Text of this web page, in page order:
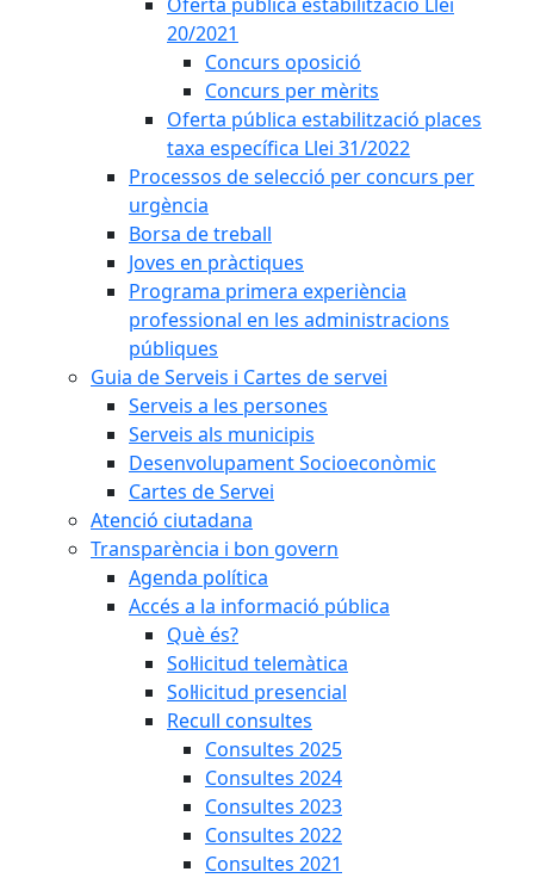
20/2021
Concurs oposició
Concurs per mèrits
Oferta pública estabilització places
taxa específica Llei 31/2022
Processos de selecció per concurs per
urgència
Borsa de treball
Joves en pràctiques
Programa primera experiència
professional en les administracions
públiques
Guia de Serveis i Cartes de servei
Serveis a les persones
Serveis als municipis
Desenvolupament Socioeconòmic
Cartes de Servei
Atenció ciutadana
Transparència i bon govern
Agenda política
Accés a la informació pública
Què és?
Sol·licitud telemàtica
Sol·licitud presencial
Recull consultes
Consultes 2025
Consultes 2024
Consultes 2023
Consultes 2022
Consultes 2021